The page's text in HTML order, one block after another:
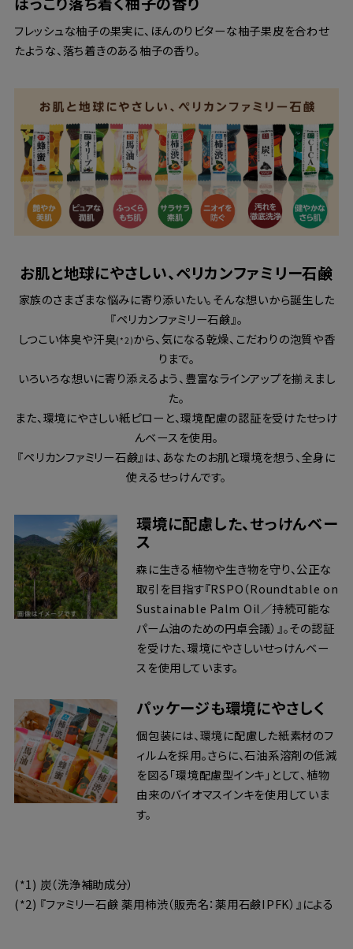
フレッシュな柚子の果実に、ほんのりビターな柚子果皮を合わせ
たような、落ち着きのある柚子の香り。
お肌と地球にやさしい、ペリカンファミリー石鹸
家族のさまざまな悩みに寄り添いたい。そんな想いから誕生した
『ペリカンファミリー石鹸』。
しつこい体臭や汗臭(*2)から、気になる乾燥、こだわりの泡質や香
りまで。
いろいろな想いに寄り添えるよう、豊富なラインアップを揃えまし
た。
また、環境にやさしい紙ピローと、環境配慮の認証を受けたせっけ
んベースを使用。
『ペリカンファミリー石鹸』は、あなたのお肌と環境を想う、全身に
使えるせっけんです。
環境に配慮した、せっけんベー
ス
森に生きる植物や生き物を守り、公正な
取引を目指す『RSPO（Roundtable on
Sustainable Palm Oil／持続可能な
パーム油のための円卓会議）』。その認証
を受けた、環境にやさしいせっけんベー
スを使用しています。
パッケージも環境にやさしく
個包装には、環境に配慮した紙素材のフ
ィルムを採用。さらに、石油系溶剤の低減
を図る「環境配慮型インキ」として、植物
由来のバイオマスインキを使用していま
す。
(*1) 炭（洗浄補助成分）
(*2) 『ファミリー石鹸 薬用柿渋（販売名：薬用石鹸IPFK）』による